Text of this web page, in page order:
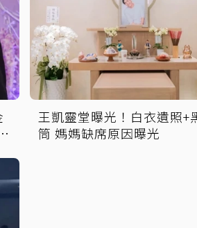
王凱靈堂曝光！白衣遺照+
筒 媽媽缺席原因曝光